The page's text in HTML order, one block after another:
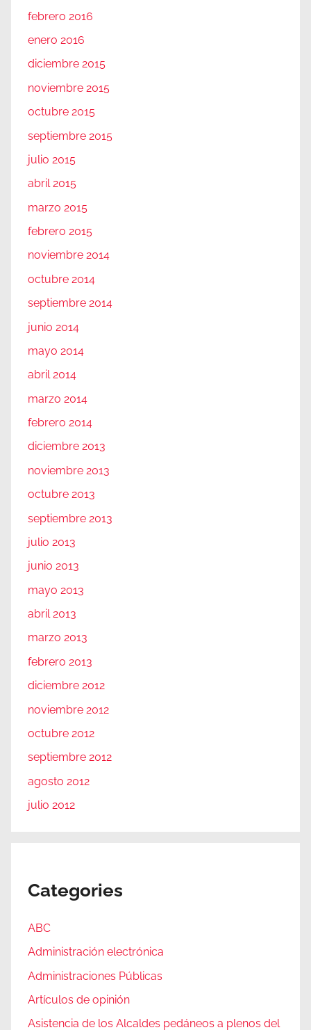
febrero 2016
enero 2016
diciembre 2015
noviembre 2015
octubre 2015
septiembre 2015
julio 2015
abril 2015
marzo 2015
febrero 2015
noviembre 2014
octubre 2014
septiembre 2014
junio 2014
mayo 2014
abril 2014
marzo 2014
febrero 2014
diciembre 2013
noviembre 2013
octubre 2013
septiembre 2013
julio 2013
junio 2013
mayo 2013
abril 2013
marzo 2013
febrero 2013
diciembre 2012
noviembre 2012
octubre 2012
septiembre 2012
agosto 2012
julio 2012
Categories
ABC
Administración electrónica
Administraciones Públicas
Artículos de opinión
Asistencia de los Alcaldes pedáneos a plenos del